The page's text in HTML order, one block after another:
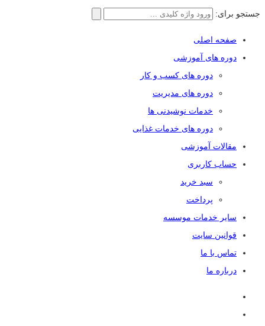
جستجو برای:
صفحه اصلی
دوره های آموزشی
دوره های کسب و کار
دوره های مدیریت
خدمات نوشیدنی ها
دوره های خدمات غذایی
مقالات آموزشی
حساب کاربری
سبد خرید
پرداخت
سایر خدمات موسسه
قوانین سایت
تماس با ما
درباره ما